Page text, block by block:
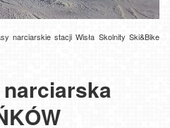
narciarskie stacji Wisła Skolnity Ski&Bike